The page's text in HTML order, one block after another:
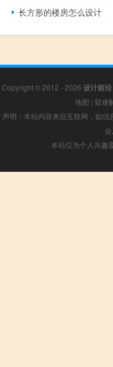
长方形的楼房怎么设计
Copyright © 2012 - 2026 设计前沿
地图 | 疑难
声明：本站内容来自互联网，如
本站仅为个人兴趣